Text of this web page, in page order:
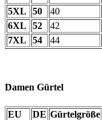
5XL
50 40
6XL
52 42
7XL
54 44
Damen Gürtel
EU DE Gürtelgröße